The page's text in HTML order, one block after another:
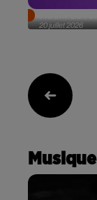
20 juillet 2026
Musique